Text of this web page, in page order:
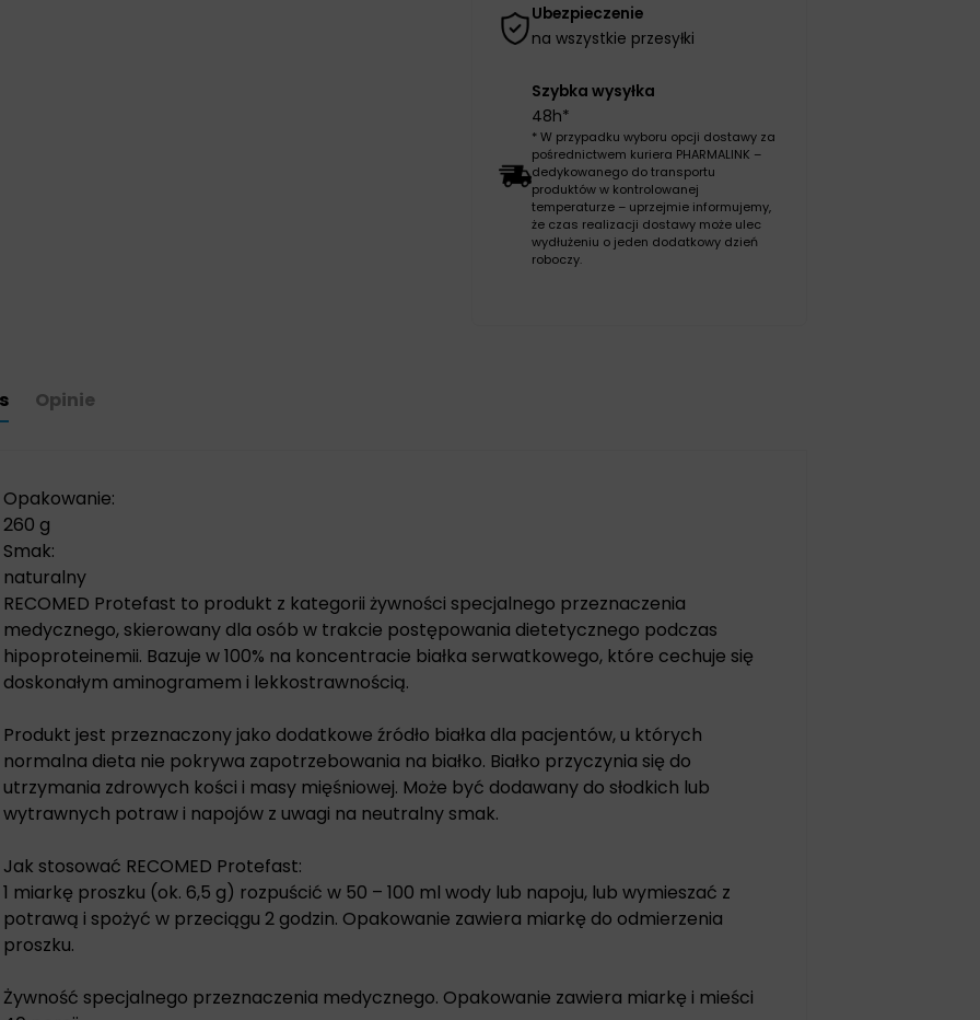
Ubezpieczenie
na wszystkie przesyłki
Szybka wysyłka
48h*
* W przypadku wyboru opcji dostawy za
pośrednictwem kuriera PHARMALINK –
dedykowanego do transportu
produktów w kontrolowanej
temperaturze – uprzejmie informujemy,
że czas realizacji dostawy może ulec
wydłużeniu o jeden dodatkowy dzień
roboczy.
Opinie
Opakowanie:
260 g
Smak:
naturalny
RECOMED Protefast to produkt z kategorii żywności specjalnego przeznaczenia
medycznego, skierowany dla osób w trakcie postępowania dietetycznego podczas
hipoproteinemii. Bazuje w 100% na koncentracie białka serwatkowego, które cechuje się
doskonałym aminogramem i lekkostrawnością.
Produkt jest przeznaczony jako dodatkowe źródło białka dla pacjentów, u których
normalna dieta nie pokrywa zapotrzebowania na białko. Białko przyczynia się do
utrzymania zdrowych kości i masy mięśniowej. Może być dodawany do słodkich lub
wytrawnych potraw i napojów z uwagi na neutralny smak.
Jak stosować RECOMED Protefast:
1 miarkę proszku (ok. 6,5 g) rozpuścić w 50 – 100 ml wody lub napoju, lub wymieszać z
potrawą i spożyć w przeciągu 2 godzin. Opakowanie zawiera miarkę do odmierzenia
proszku.
Żywność specjalnego przeznaczenia medycznego. Opakowanie zawiera miarkę i mieści